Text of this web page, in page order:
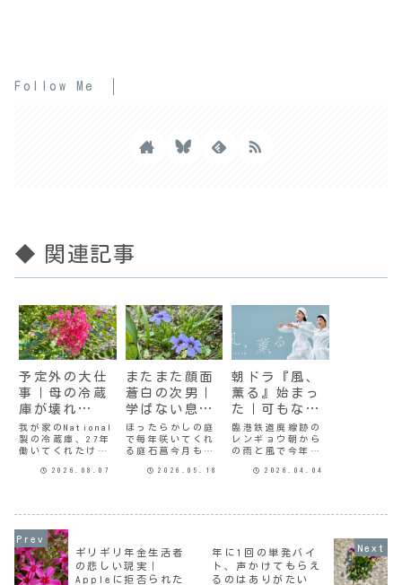
Follow Me
◆ 関連記事
予定外の大仕
事｜母の冷蔵
庫が壊れ
た！？
我が家のNational
製の冷蔵庫、27年
働いてくれたけど
のが3ヶ月あまり前
けど引き出せな
い。引き出し自体
が動かない。母の
冷蔵庫もそろそろ
17年になろうとし
2026.08.07
またまた顔面
蒼白の次男｜
学ばない息子
に唖然
ほったらかしの庭
で毎年咲いてくれ
る庭石菖今月もカ
が届く時期になっ
ったわ。実は今月
もわたしは把握し
ていた、またとん
2026.05.18
朝ドラ『風、
薫る』始まっ
た｜可もなく
不可もなく
臨港鉄道廃線跡の
レンギョウ朝から
の雨と風で今年の
な。桜はその花の
方雨が上がったの
でワンコと散歩し
てきた。いつもの
2026.04.04
ギリギリ年金生活者
の悲しい現実｜
Appleに拒否られた
年に1回の単発バイ
ト、声かけてもらえ
るのはありがたい